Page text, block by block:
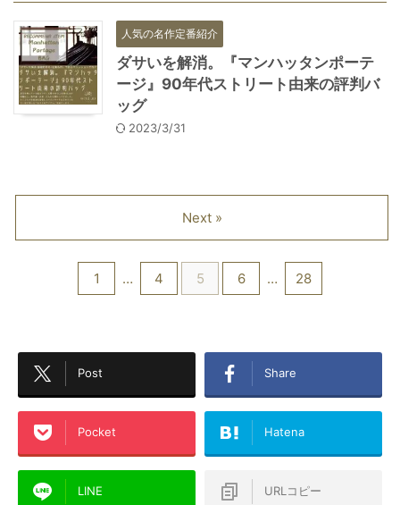
人気の名作定番紹介
ダサいを解消。『マンハッタンポーテ
ージ』90年代ストリート由来の評判バ
ッグ
2023/3/31
1 … 4 5 6 … 28
Next »
Post Share
Pocket Hatena
LINE URLコピー